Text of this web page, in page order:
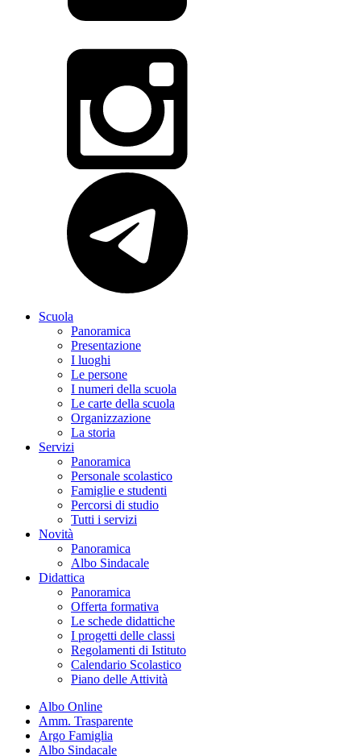
Scuola
Panoramica
Presentazione
I luoghi
Le persone
I numeri della scuola
Le carte della scuola
Organizzazione
La storia
Servizi
Panoramica
Personale scolastico
Famiglie e studenti
Percorsi di studio
Tutti i servizi
Novità
Panoramica
Albo Sindacale
Didattica
Panoramica
Offerta formativa
Le schede didattiche
I progetti delle classi
Regolamenti di Istituto
Calendario Scolastico
Piano delle Attività
Albo Online
Amm. Trasparente
Argo Famiglia
Albo Sindacale